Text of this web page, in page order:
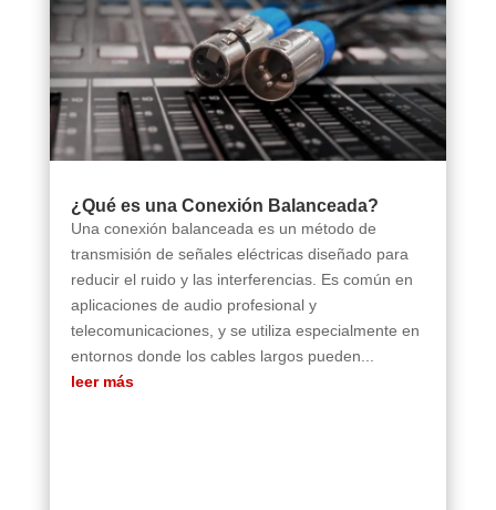
¿Qué es una Conexión Balanceada?
Una conexión balanceada es un método de
transmisión de señales eléctricas diseñado para
reducir el ruido y las interferencias. Es común en
aplicaciones de audio profesional y
telecomunicaciones, y se utiliza especialmente en
entornos donde los cables largos pueden...
leer más